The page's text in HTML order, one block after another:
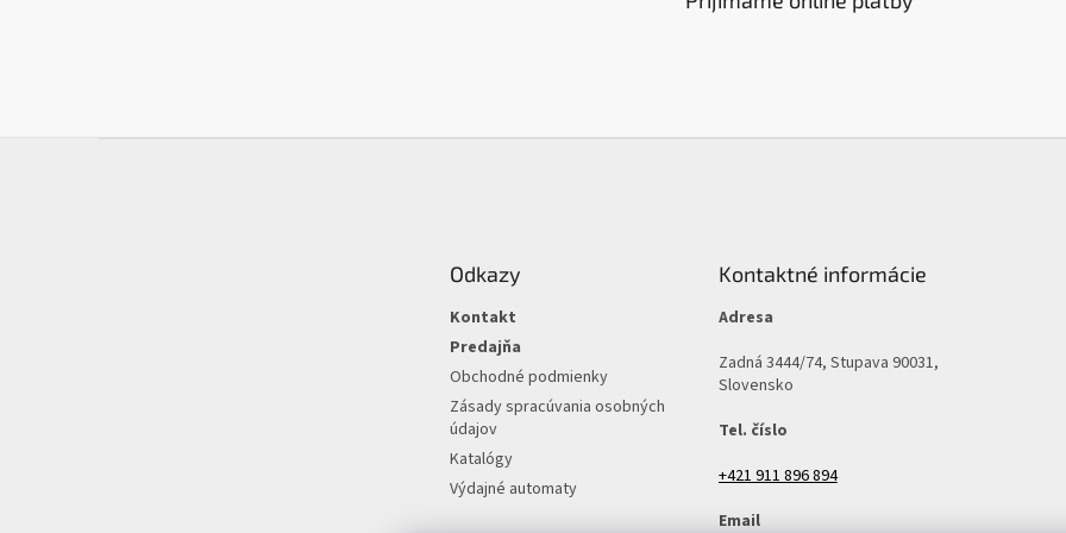
i
Odkazy
Kontakt
Predajňa
Obchodné podmienky
Zásady spracúvania osobných
údajov
Katalógy
Výdajné automaty
Kontaktné informácie
Adresa
Zadná 3444/74, Stupava 90031,
Slovensko
Tel. číslo
+421 911 896 894
Email